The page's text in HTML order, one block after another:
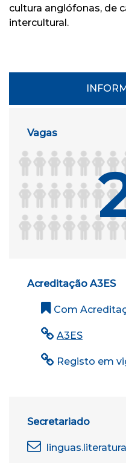
cultura anglófonas, de
intercultural.
Vagas
Acreditação A3ES
Com
A3ES
Registo em
Secretariado